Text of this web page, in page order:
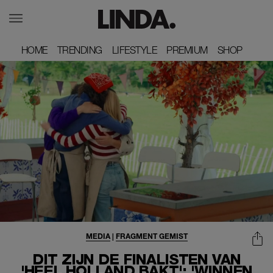
HOME
HOME TRENDING
TRENDING LIFESTYLE
LIFESTYLE PREMIUM
PREMIUM SHOP
SHOP
DIT ZIJN DE FINALISTEN VAN
MEDIA| FRAGMENT GEMIST